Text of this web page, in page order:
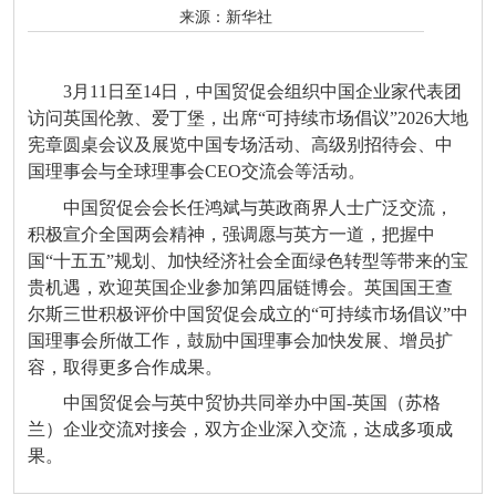
来源： 新华社
3月11日至14日，中国贸促会组织中国企业家代表团
访问英国伦敦、爱丁堡，出席“可持续市场倡议”2026大地
宪章圆桌会议及展览中国专场活动、高级别招待会、中
国理事会与全球理事会CEO交流会等活动。
中国贸促会会长任鸿斌与英政商界人士广泛交流，
积极宣介全国两会精神，强调愿与英方一道，把握中
国“十五五”规划、加快经济社会全面绿色转型等带来的宝
贵机遇，欢迎英国企业参加第四届链博会。英国国王查
尔斯三世积极评价中国贸促会成立的“可持续市场倡议”中
国理事会所做工作，鼓励中国理事会加快发展、增员扩
容，取得更多合作成果。
中国贸促会与英中贸协共同举办中国-英国（苏格
兰）企业交流对接会，双方企业深入交流，达成多项成
果。